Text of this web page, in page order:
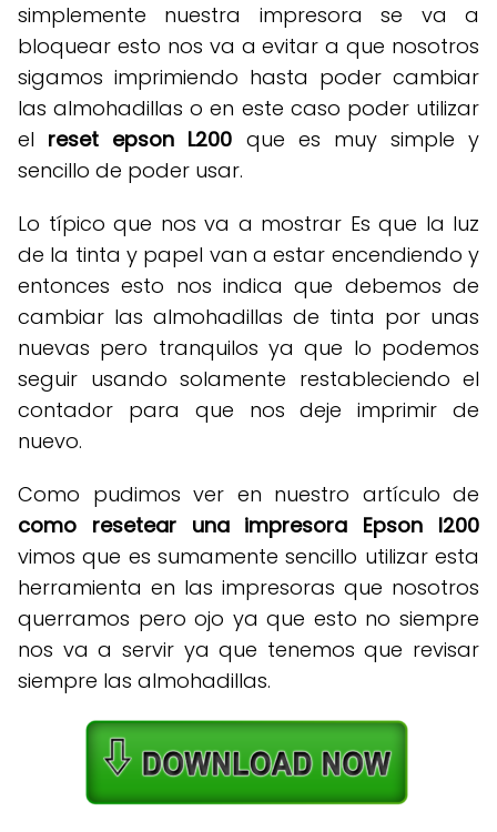
simplemente nuestra impresora se va a
bloquear esto nos va a evitar a que nosotros
sigamos imprimiendo hasta poder cambiar
las almohadillas o en este caso poder utilizar
el reset epson L200 que es muy simple y
sencillo de poder usar.
Lo típico que nos va a mostrar Es que la luz
de la tinta y papel van a estar encendiendo y
entonces esto nos indica que debemos de
cambiar las almohadillas de tinta por unas
nuevas pero tranquilos ya que lo podemos
seguir usando solamente restableciendo el
contador para que nos deje imprimir de
nuevo.
Como pudimos ver en nuestro artículo de
como resetear una impresora Epson l200
vimos que es sumamente sencillo utilizar esta
herramienta en las impresoras que nosotros
querramos pero ojo ya que esto no siempre
nos va a servir ya que tenemos que revisar
siempre las almohadillas.